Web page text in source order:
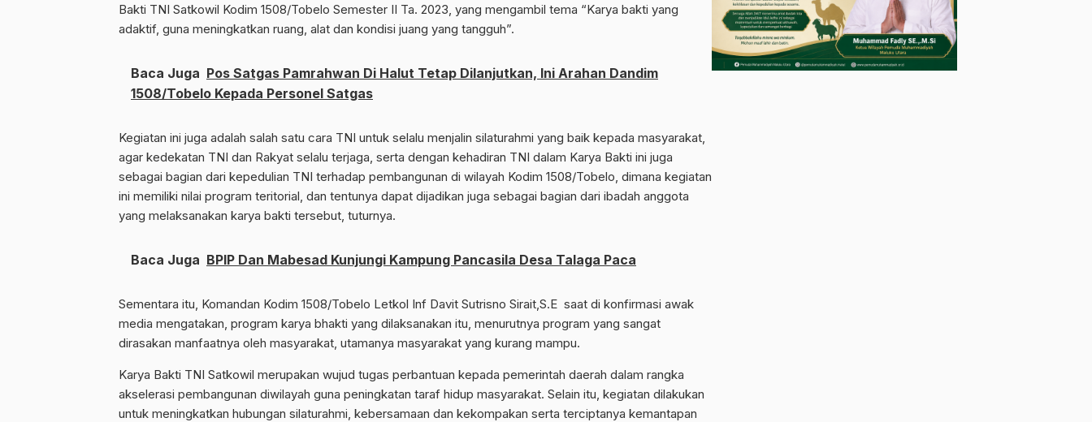
Bakti TNI Satkowil Kodim 1508/Tobelo Semester II Ta. 2023, yang mengambil tema “Karya bakti yang
adaktif, guna meningkatkan ruang, alat dan kondisi juang yang tangguh”.
Baca Juga Pos Satgas Pamrahwan Di Halut Tetap Dilanjutkan, Ini Arahan Dandim
1508/Tobelo Kepada Personel Satgas
Kegiatan ini juga adalah salah satu cara TNI untuk selalu menjalin silaturahmi yang baik kepada masyarakat,
agar kedekatan TNI dan Rakyat selalu terjaga, serta dengan kehadiran TNI dalam Karya Bakti ini juga
sebagai bagian dari kepedulian TNI terhadap pembangunan di wilayah Kodim 1508/Tobelo, dimana kegiatan
ini memiliki nilai program teritorial, dan tentunya dapat dijadikan juga sebagai bagian dari ibadah anggota
yang melaksanakan karya bakti tersebut, tuturnya.
Baca Juga BPIP Dan Mabesad Kunjungi Kampung Pancasila Desa Talaga Paca
Sementara itu, Komandan Kodim 1508/Tobelo Letkol Inf Davit Sutrisno Sirait,S.E saat di konfirmasi awak
media mengatakan, program karya bhakti yang dilaksanakan itu, menurutnya program yang sangat
dirasakan manfaatnya oleh masyarakat, utamanya masyarakat yang kurang mampu.
Karya Bakti TNI Satkowil merupakan wujud tugas perbantuan kepada pemerintah daerah dalam rangka
akselerasi pembangunan diwilayah guna peningkatan taraf hidup masyarakat. Selain itu, kegiatan dilakukan
untuk meningkatkan hubungan silaturahmi, kebersamaan dan kekompakan serta terciptanya kemantapan